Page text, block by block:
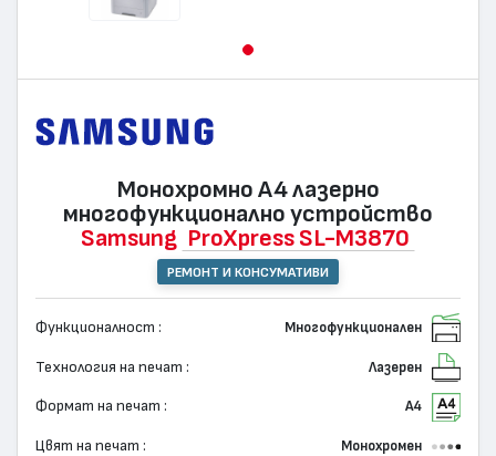
Монохромно А4 лазернo
многофункционално устройство
Samsung ProXpress SL-M3870
РЕМОНТ И КОНСУМАТИВИ
Функционалност : Многофункционален
Технология на печат : Лазерен
Формат на печат : А4
Цвят на печат : Монохромен